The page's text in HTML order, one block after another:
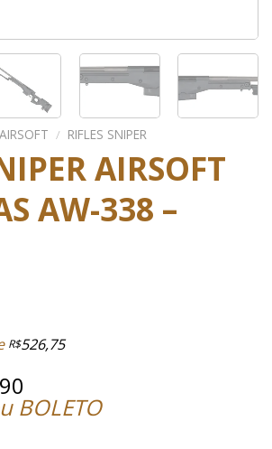
/ RIFLES SNIPER
AIRSOFT
AW-338 –
R$526,75
BOLETO